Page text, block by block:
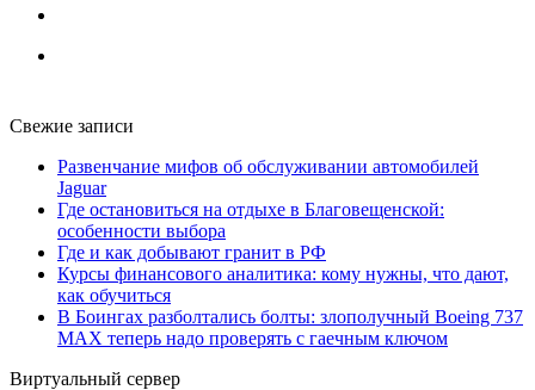
Свежие записи
Развенчание мифов об обслуживании автомобилей
Jaguar
Где остановиться на отдыхе в Благовещенской:
особенности выбора
Где и как добывают гранит в РФ
Курсы финансового аналитика: кому нужны, что дают,
как обучиться
В Боингах разболтались болты: злополучный Boeing 737
MAX теперь надо проверять с гаечным ключом
Виртуальный сервер